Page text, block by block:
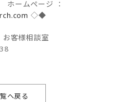
ームページ ：
◇◆
客様相談室
へ戻る